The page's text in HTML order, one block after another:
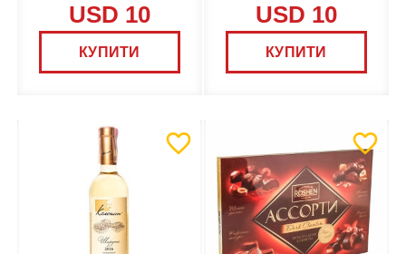
USD 10
КУПИТИ
USD 10
КУПИТИ